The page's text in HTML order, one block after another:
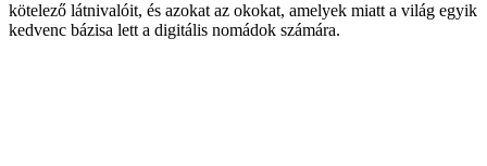
kötelező látnivalóit, és azokat az okokat, amelyek miatt a világ egyik
kedvenc bázisa lett a digitális nomádok számára.